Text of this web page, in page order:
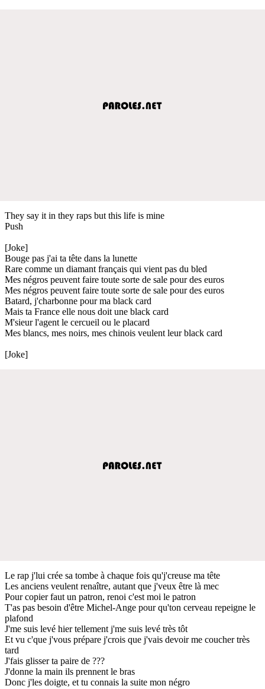
They say it in they raps but this life is mine
Push
[Joke]
Bouge pas j'ai ta tête dans la lunette
Rare comme un diamant français qui vient pas du bled
Mes négros peuvent faire toute sorte de sale pour des euros
Mes négros peuvent faire toute sorte de sale pour des euros
Batard, j'charbonne pour ma black card
Mais ta France elle nous doit une black card
M'sieur l'agent le cercueil ou le placard
Mes blancs, mes noirs, mes chinois veulent leur black card
[Joke]
Le rap j'lui crée sa tombe à chaque fois qu'j'creuse ma tête
Les anciens veulent renaître, autant que j'veux être là mec
Pour copier faut un patron, renoi c'est moi le patron
T'as pas besoin d'être Michel-Ange pour qu'ton cerveau repeigne le
plafond
J'me suis levé hier tellement j'me suis levé très tôt
Et vu c'que j'vous prépare j'crois que j'vais devoir me coucher très
tard
J'fais glisser ta paire de ???
J'donne la main ils prennent le bras
Donc j'les doigte, et tu connais la suite mon négro